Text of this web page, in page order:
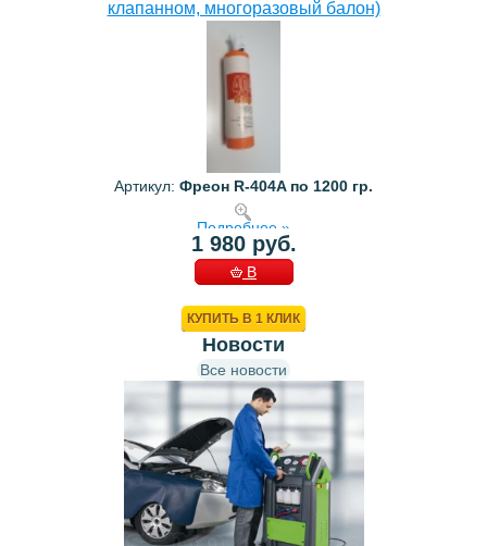
клапанном, многоразовый балон)
Артикул: Фреон R-404A по 1200 гр.
Подробнее »
1 980 руб.
В
КУПИТЬ В 1 КЛИК
Новости
Все новости